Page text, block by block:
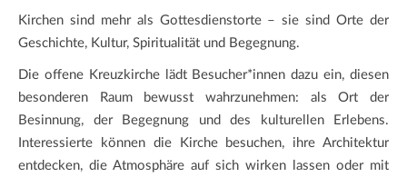
Kirchen sind mehr als Gottesdienstorte – sie sind Orte der
Geschichte, Kultur, Spiritualität und Begegnung.
Die offene Kreuzkirche lädt Besucher*innen dazu ein, diesen
besonderen Raum bewusst wahrzunehmen: als Ort der
Besinnung, der Begegnung und des kulturellen Erlebens.
Interessierte können die Kirche besuchen, ihre Architektur
entdecken, die Atmosphäre auf sich wirken lassen oder mit